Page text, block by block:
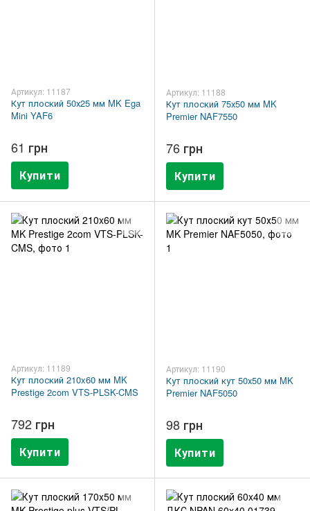
Артикул: 11187
Кут плоский 50х25 мм MK Ega
Mini YAF6
61 грн
Купити
Артикул: 11188
Кут плоский 75х50 мм MK
Premier NAF7550
76 грн
Купити
Артикул: 11189
Кут плоский 210x60 мм MK
Prestige 2com VTS-PLSK-CMS
792 грн
Купити
Артикул: 11190
Кут плоский кут 50х50 мм MK
Premier NAF5050
98 грн
Купити